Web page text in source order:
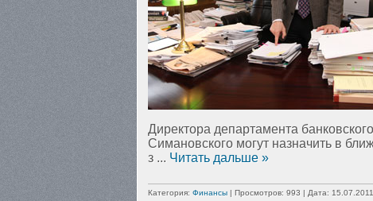
Директора департамента
Симановского могут назначить в
з ... Читать дальше »
Категория: Финансы | Просмотров: 993 | Дата: 15.07.2011